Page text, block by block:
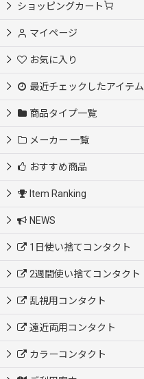
ショッピングカート
マイページ
お気に入り
最近チェックしたアイテム
商品タイプ一覧
メーカー 一覧
おすすめ商品
Item Ranking
NEWS
1日使い捨てコンタクト
2週間使い捨てコンタクト
乱視用コンタクト
遠近両用コンタクト
カラーコンタクト